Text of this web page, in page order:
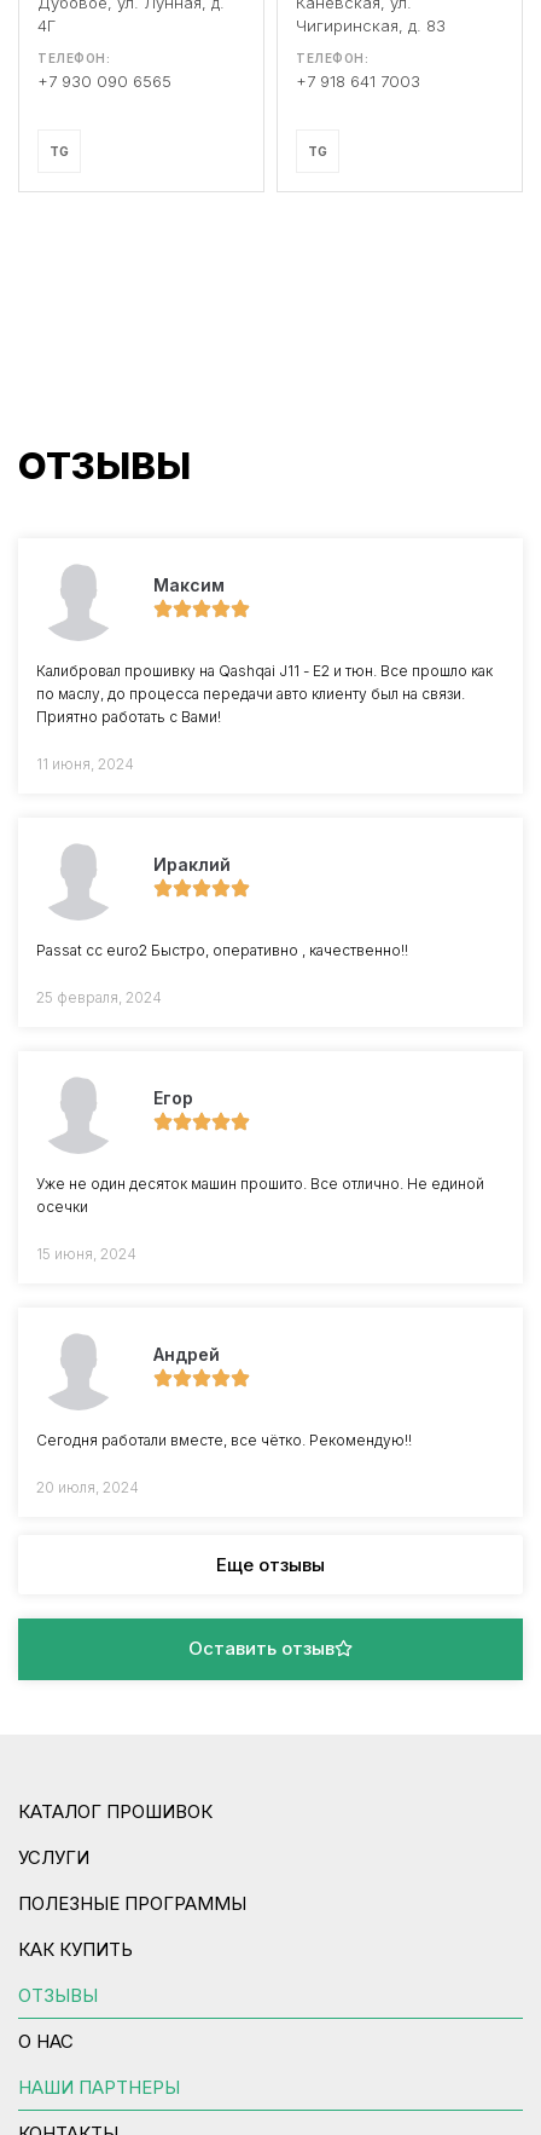
4Г
ТЕЛЕФОН:
+7 930 090 6565
TG
Чигиринская, д. 83
ТЕЛЕФОН:
+7 918 641 7003
TG
ОТЗЫВЫ
Максим
Калибровал прошивку на Qashqai J11 - Е2 и тюн. Все прошло как
по маслу, до процесса передачи авто клиенту был на связи.
Приятно работать с Вами!
11 июня, 2024
Ираклий
Passat cc euro2 Быстро, оперативно , качественно!!
25 февраля, 2024
Егор
Уже не один десяток машин прошито. Все отлично. Не единой
осечки
15 июня, 2024
Андрей
Сегодня работали вместе, все чётко. Рекомендую!!
20 июля, 2024
Еще отзывы
Оставить отзыв
КАТАЛОГ ПРОШИВОК
УСЛУГИ
ПОЛЕЗНЫЕ ПРОГРАММЫ
КАК КУПИТЬ
ОТЗЫВЫ
О НАС
НАШИ ПАРТНЕРЫ